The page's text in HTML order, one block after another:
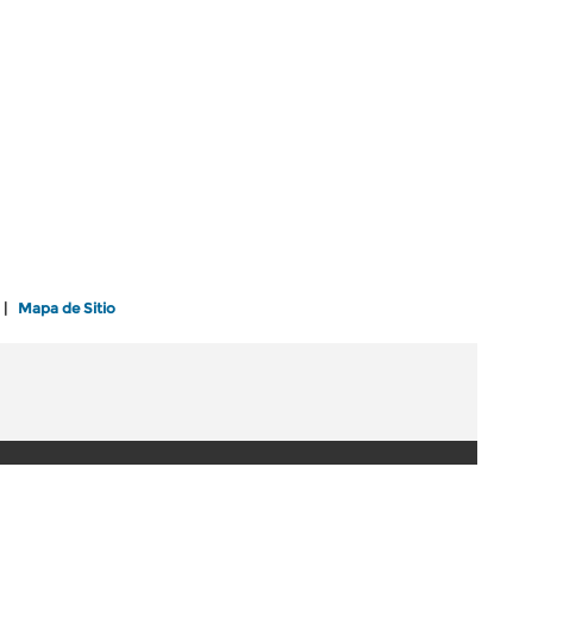
Mapa de Sitio